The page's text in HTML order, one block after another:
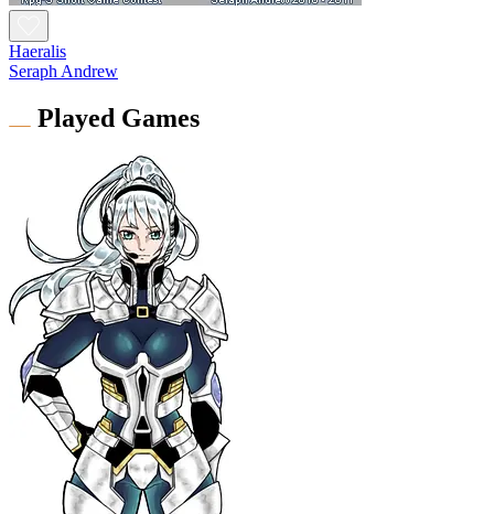
Haeralis
Seraph Andrew
Played Games